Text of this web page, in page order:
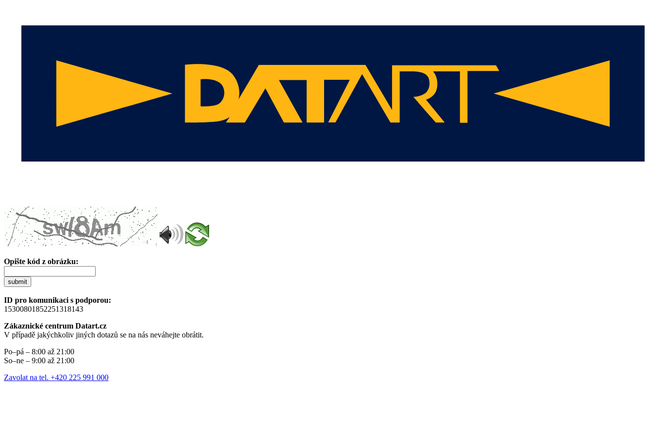
Opište kód z obrázku:
submit
ID pro komunikaci s podporou:
15300801852251318143
Zákaznické centrum Datart.cz
V případě jakýchkoliv jiných dotazů se na nás neváhejte obrátit.
Po–pá – 8:00 až 21:00
So–ne – 9:00 až 21:00
Zavolat na tel. +420 225 991 000